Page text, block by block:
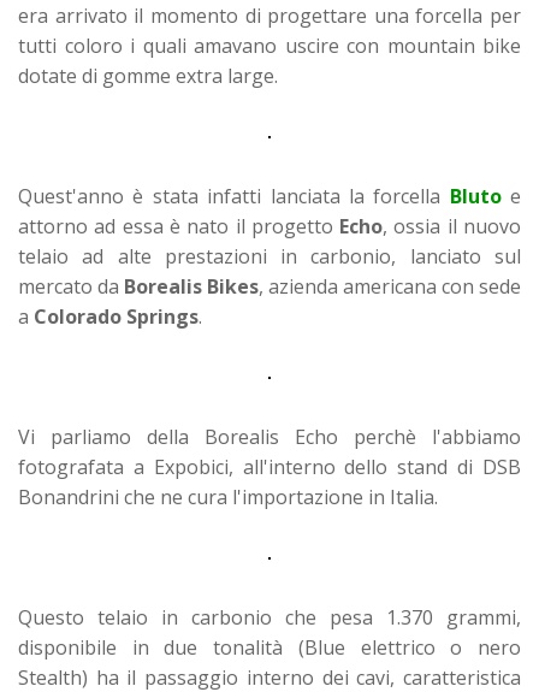
era arrivato il momento di progettare una forcella per
tutti coloro i quali amavano uscire con mountain bike
dotate di gomme extra large.
Quest'anno è stata infatti lanciata la forcella Blutoe
attorno ad essa è nato il progetto Echo, ossia il nuovo
telaio ad alte prestazioni in carbonio, lanciato sul
mercato da Borealis Bikes, azienda americana con sede
a Colorado Springs.
Vi parliamo della Borealis Echo perchè l'abbiamo
fotografata a Expobici, all'interno dello stand di DSB
Bonandrini che ne cura l'importazione in Italia.
Questo telaio in carbonio che pesa 1.370 grammi,
disponibile in due tonalità (Blue elettrico o nero
Stealth) ha il passaggio interno dei cavi, caratteristica